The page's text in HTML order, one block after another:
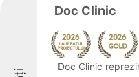
Doc Clinic
Doc Clinic